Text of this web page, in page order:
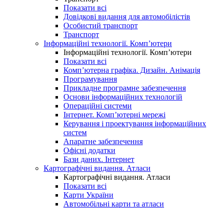
Показати всі
Довідкові видання для автомобілістів
Особистий транспорт
Транспорт
Інформаційні технології. Комп’ютери
Інформаційні технології. Комп’ютери
Показати всі
Комп’ютерна графіка. Дизайн. Анімація
Програмування
Прикладне програмне забезпечення
Основи інформаційних технологій
Операційні системи
Інтернет. Комп’ютерні мережі
Керування і проектування інформаційних
систем
Апаратне забезпечення
Офісні додатки
Бази даних. Інтернет
Картографічні видання. Атласи
Картографічні видання. Атласи
Показати всі
Карти України
Автомобільні карти та атласи